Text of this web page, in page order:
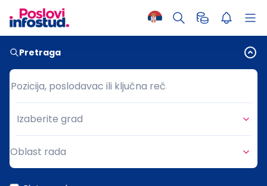
Pretraga
Pozicija, poslodavac ili ključna reč
Pozicija, poslodavac ili ključna reč
Grad
Izaberite grad
Oblast rada